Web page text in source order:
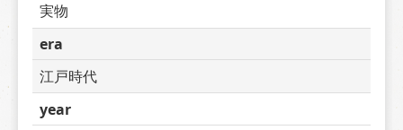
実物
era
江戸時代
year